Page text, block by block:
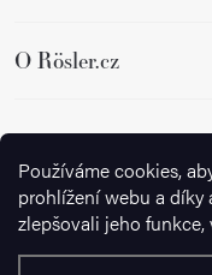
Používáme cookies,
prohlížení webu a díky
zlepšovali jeho
O Rösler.cz